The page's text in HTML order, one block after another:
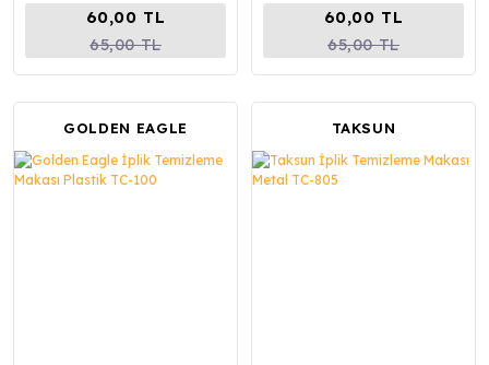
60,00 TL
65,00 TL
60,00 TL
65,00 TL
GOLDEN EAGLE TAKSUN